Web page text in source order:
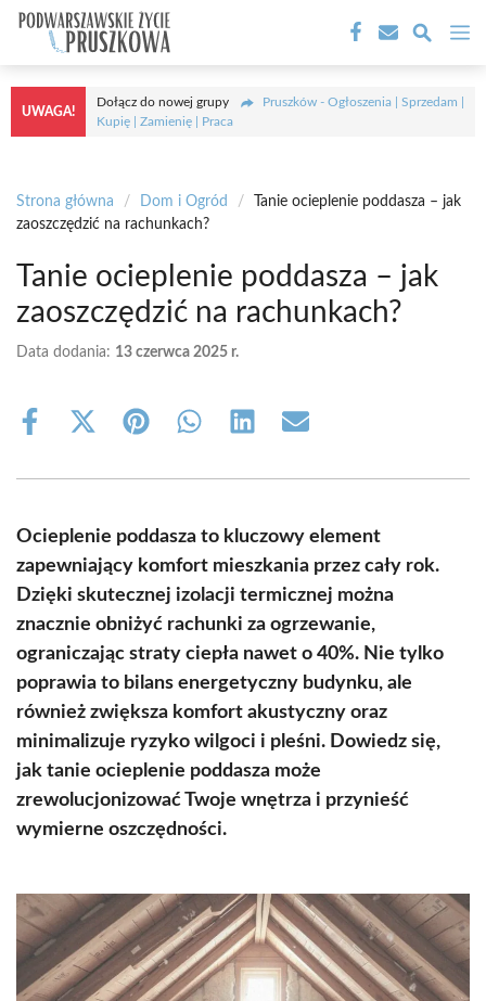
Przejdź
treści
UWAGA!
Dołącz do nowej grupy
Pruszków - Ogłoszenia | Sprzedam |
Kupię | Zamienię | Praca
Strona główna / Dom i Ogród /
Tanie ocieplenie poddasza – jak
zaoszczędzić na rachunkach?
Tanie ocieplenie poddasza – jak
zaoszczędzić na rachunkach?
Data dodania: 13 czerwca 2025 r.
Share
Share
(Twitter)
Share Share Share Share
Ocieplenie poddasza to kluczowy element
zapewniający komfort mieszkania przez cały rok.
Dzięki skutecznej izolacji termicznej można
znacznie obniżyć rachunki za ogrzewanie,
ograniczając straty ciepła nawet o 40%. Nie tylko
poprawia to bilans energetyczny budynku, ale
również zwiększa komfort akustyczny oraz
minimalizuje ryzyko wilgoci i pleśni. Dowiedz się,
jak tanie ocieplenie poddasza może
zrewolucjonizować Twoje wnętrza i przynieść
wymierne oszczędności.